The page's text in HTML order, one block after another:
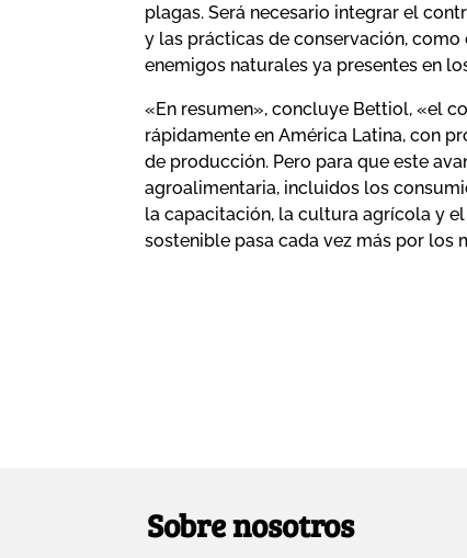
plagas. Será necesario integrar el
y las prácticas de conservación,
enemigos naturales ya presentes en
«En resumen», concluye Bettiol, «el
rápidamente en América Latina, con
de producción. Pero para que este
agroalimentaria, incluidos los
la capacitación, la cultura agrícola y
sostenible pasa cada vez más por los
Sobre nosotros